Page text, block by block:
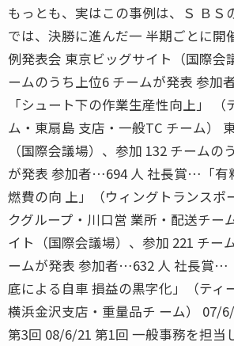
もっとも、実はこの事例は、Ｓ ＢＳ
では、決勝に進んだ一 半期ごとに開
例発表会 東京ビッグサイト（国際会
ームのうち上位6 チームが発表 参
「シュート下の作業生産性向上」 （
ム・東扇島 支店・一般TC チーム）
（国際会議場）、参加 132 チームの
が発表 参加者…694 人 社長賞…「有
燃費の向 上」（ウィングトランスポ
クグループ・川口営 業所・配送チー
イト（国際会議場）、参加 221 チー
ームが発表 参加者…632 人 社長賞…
底による自車 損益の黒字化」（ティ
横浜金沢支店・重量品チ ーム） 07/
第3回 08/6/21 第1回 一般事務を担当